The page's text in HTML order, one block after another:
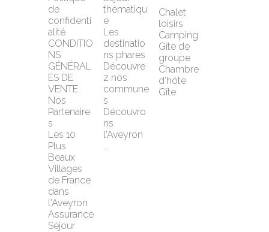
de
confidenti
alité
CONDITIO
NS
GÉNÉRAL
ES DE
VENTE
Nos
Partenaire
s
Les 10
Plus
Beaux
Villages
de France
dans
l'Aveyron
Assurance
Séjour
thématiqu
e
Les
destinatio
ns phares
Découvre
z nos
commune
s
Découvro
ns
l'Aveyron
...
Chalet
loisirs
Camping
Gîte de
groupe
Chambre
d'hôte
Gîte